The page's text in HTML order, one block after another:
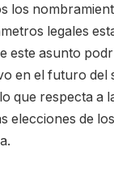
los
legales
este asunto
en el futuro del
que respecta a
elecciones de